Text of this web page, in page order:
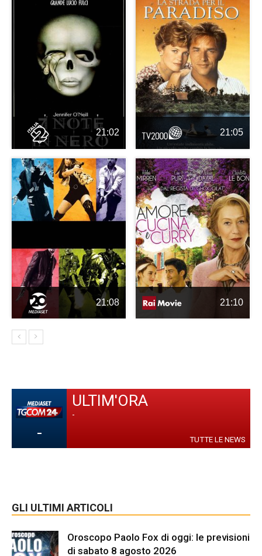
21:02 21:05
21:08 21:10
-
ULTIM'ORA
-
TUTTE LE NEWS
GLI ULTIMI ARTICOLI
Oroscopo Paolo Fox di oggi: le previsioni
di sabato 8 agosto 2026